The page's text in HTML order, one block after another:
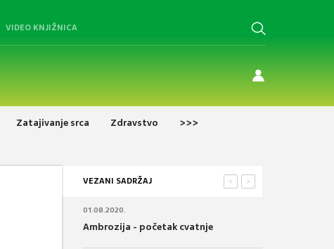
VIDEO KNJIŽNICA
Zatajivanje srca Zdravstvo >>>
VEZANI SADRŽAJ >
<
01.08.2020.
Ambrozija - početak cvatnje